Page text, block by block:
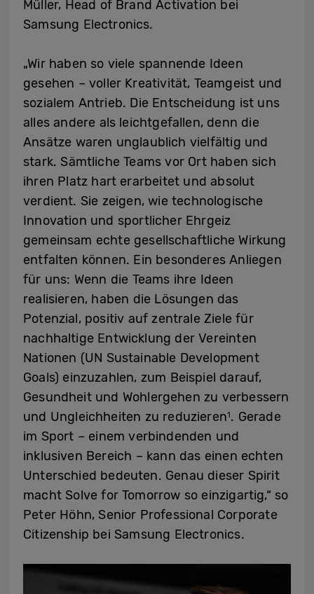
Müller, Head of Brand Activation bei
Samsung Electronics.
„Wir haben so viele spannende Ideen
gesehen – voller Kreativität, Teamgeist und
sozialem Antrieb. Die Entscheidung ist uns
alles andere als leichtgefallen, denn die
Ansätze waren unglaublich vielfältig und
stark. Sämtliche Teams vor Ort haben sich
ihren Platz hart erarbeitet und absolut
verdient. Sie zeigen, wie technologische
Innovation und sportlicher Ehrgeiz
gemeinsam echte gesellschaftliche Wirkung
entfalten können. Ein besonderes Anliegen
für uns: Wenn die Teams ihre Ideen
realisieren, haben die Lösungen das
Potenzial, positiv auf zentrale Ziele für
nachhaltige Entwicklung der Vereinten
Nationen (UN Sustainable Development
Goals) einzuzahlen, zum Beispiel darauf,
Gesundheit und Wohlergehen zu verbessern
und Ungleichheiten zu reduzieren1 . Gerade
im Sport – einem verbindenden und
inklusiven Bereich – kann das einen echten
Unterschied bedeuten. Genau dieser Spirit
macht Solve for Tomorrow so einzigartig,“ so
Peter Höhn, Senior Professional Corporate
Citizenship bei Samsung Electronics.